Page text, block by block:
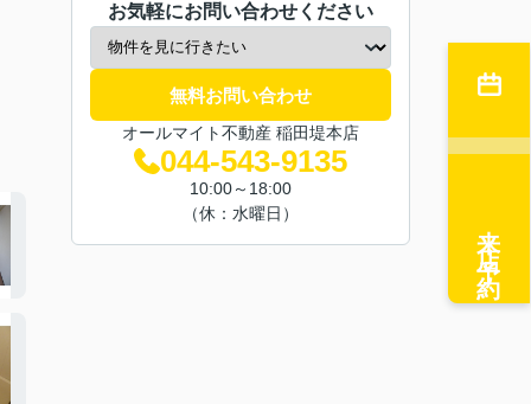
お気軽にお問い合わせください
無料お問い合わせ
オールマイト不動産 稲田堤本店
044-543-9135
10:00～18:00
（休：水曜日）
来店予約